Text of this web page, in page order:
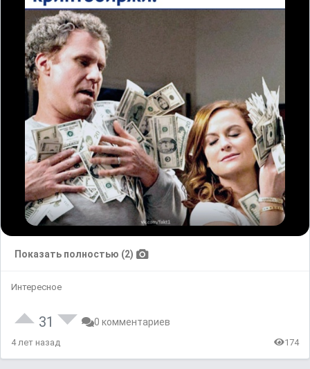
Показать полностью (2)
Интересное
31 0 комментариев
4 лет назад 174